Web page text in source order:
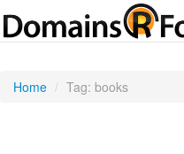
Home / Tag: books